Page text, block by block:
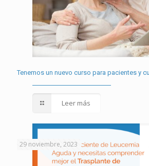
Tenemos un nuevo curso para pacientes y
Leer más
29 noviembre, 2023